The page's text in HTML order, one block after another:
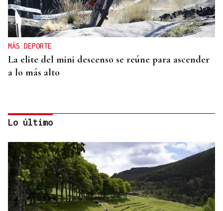
MÁS DEPORTE
La elite del mini descenso se reúne para ascender
a lo más alto
Lo último